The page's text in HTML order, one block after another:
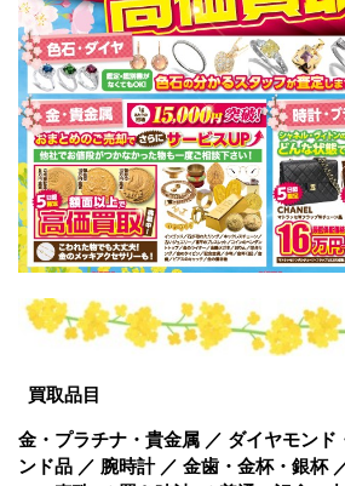
買取品目
金・プラチナ・貴金属 ／ ダイヤモンド
ンド品 ／ 腕時計 ／ 金歯・金杯・銀杯